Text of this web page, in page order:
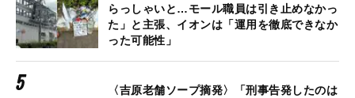
らっしゃいと…モール職員は引き止めなかっ
た」と主張、イオンは「運用を徹底できなか
った可能性」
〈吉原老舗ソープ摘発〉「刑事告発したのは